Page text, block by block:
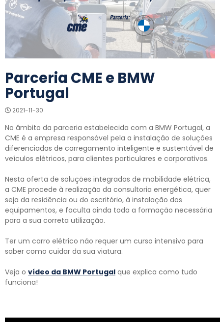
Parceria CME e BMW
Portugal
2021-11-30
No âmbito da parceria estabelecida com a BMW Portugal, a
CME é a empresa responsável pela a instalação de soluções
diferenciadas de carregamento inteligente e sustentável de
veículos elétricos, para clientes particulares e corporativos.
Nesta oferta de soluções integradas de mobilidade elétrica,
a CME procede à realização da consultoria energética, quer
seja da residência ou do escritório, à instalação dos
equipamentos, e faculta ainda toda a formação necessária
para a sua correta utilização.
Ter um carro elétrico não requer um curso intensivo para
saber como cuidar da sua viatura.
Veja o vídeo da BMW Portugal que explica como tudo
funciona!